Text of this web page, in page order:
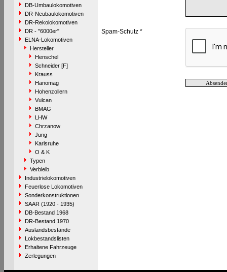
DB-Umbaulokomotiven
DR-Neubaulokomotiven
DR-Rekolokomotiven
DR - "6000er"
ELNA-Lokomotiven
Hersteller
Henschel
Schneider [F]
Krauss
Hanomag
Hohenzollern
Vulcan
BMAG
LHW
Chrzanow
Jung
Karlsruhe
O & K
Typen
Verbleib
Industrielokomotiven
Feuerlose Lokomotiven
Sonderkonstruktionen
SAAR (1920 - 1935)
DB-Bestand 1968
DR-Bestand 1970
Auslandsbestände
Lokbestandslisten
Erhaltene Fahrzeuge
Zerlegungen
Spam-Schutz *